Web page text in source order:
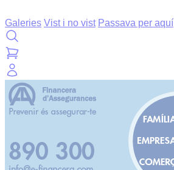
Galeries Vist i no vist Passava per aquí